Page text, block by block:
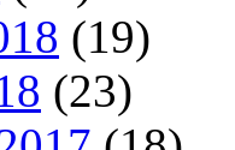
(19)
(23)